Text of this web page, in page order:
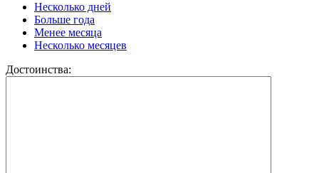
Несколько дней
Больше года
Менее месяца
Несколько месяцев
Достоинства: